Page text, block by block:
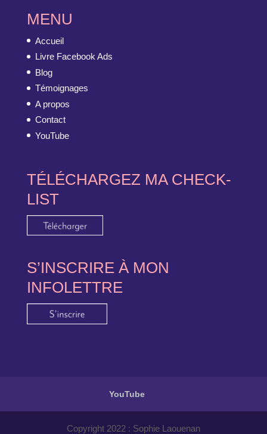
MENU
Accueil
Livre Facebook Ads
Blog
Témoignages
A propos
Contact
YouTube
TÉLÉCHARGEZ MA CHECK-
LIST
S’INSCRIRE À MON
INFOLETTRE
YouTube
Copyright 2022 : Sophie Laouenan